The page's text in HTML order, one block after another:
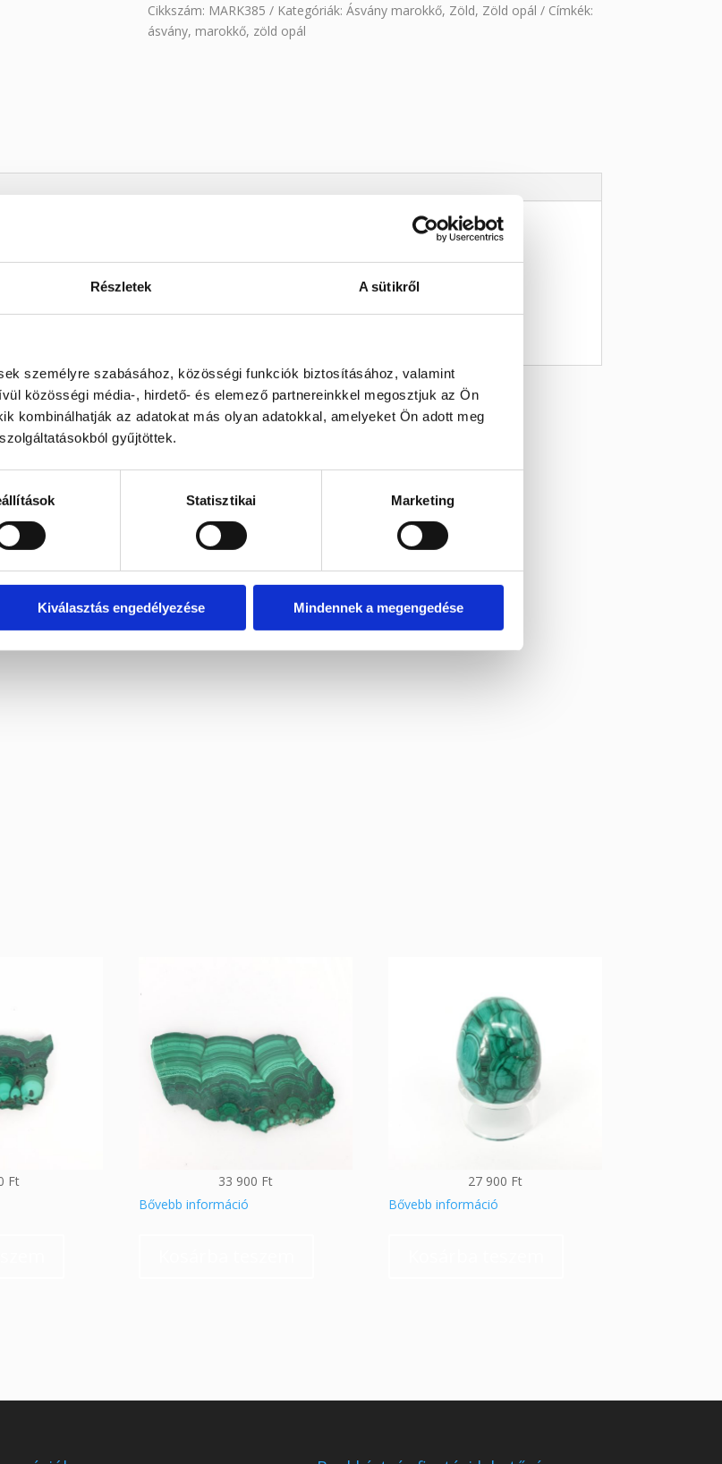
Részletek A sütikről
személyre szabásához, közösségi funkciók biztosításához, valamint
közösségi média-, hirdető- és elemező partnereinkkel megosztjuk az Ön
kombinálhatják az adatokat más olyan adatokkal, amelyeket Ön adott meg
gyűjtöttek.
Statisztikai Marketing
Kiválasztás engedélyezése Mindennek a megengedése
Cikkszám: MARK385 Kategóriák: Ásvány marokkő, Zöld, Zöld opál
Címkék:
ásvány, marokkő, zöld opál
Ft
33 900 Ft
Bővebb információ
27 900 Ft
Bővebb információ